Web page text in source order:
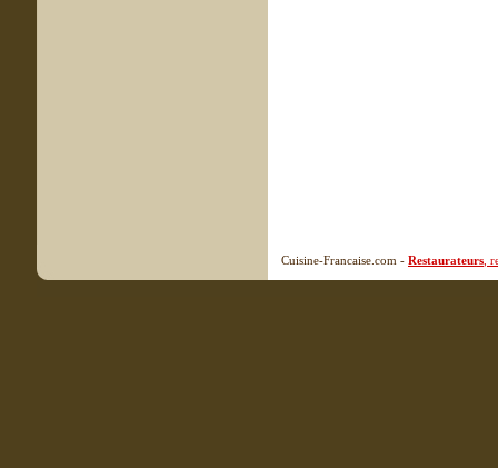
Cuisine-Francaise.com - Restaurateurs ,